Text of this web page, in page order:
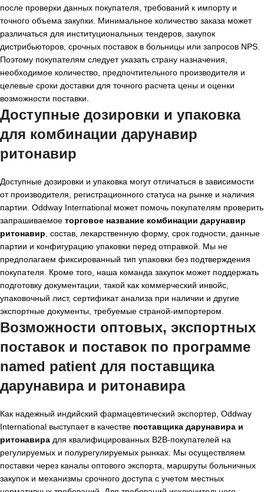
после проверки данных покупателя, требований к импорту и
точного объема закупки. Минимальное количество заказа может
различаться для институциональных тендеров, закупок
дистрибьюторов, срочных поставок в больницы или запросов NPS.
Поэтому покупателям следует указать страну назначения,
необходимое количество, предпочтительного производителя и
целевые сроки доставки для точного расчета цены и оценки
возможности поставки.
Доступные дозировки и упаковка
для комбинации дарунавир
ритонавир
Доступные дозировки и упаковка могут отличаться в зависимости
от производителя, регистрационного статуса на рынке и наличия
партии. Oddway International может помочь покупателям проверить
запрашиваемое торговое название комбинации дарунавир
ритонавир , состав, лекарственную форму, срок годности, данные
партии и конфигурацию упаковки перед отправкой. Мы не
предполагаем фиксированный тип упаковки без подтверждения
покупателя. Кроме того, наша команда закупок может поддержать
подготовку документации, такой как коммерческий инвойс,
упаковочный лист, сертификат анализа при наличии и другие
экспортные документы, требуемые страной-импортером.
Возможности оптовых, экспортных
поставок и поставок по программе
named patient для поставщика
дарунавира и ритонавира
Как надежный индийский фармацевтический экспортер, Oddway
International выступает в качестве поставщика дарунавира и
ритонавира для квалифицированных B2B-покупателей на
регулируемых и полурегулируемых рынках. Мы осуществляем
поставки через каналы оптового экспорта, маршруты больничных
закупок и механизмы срочного доступа с учетом местных